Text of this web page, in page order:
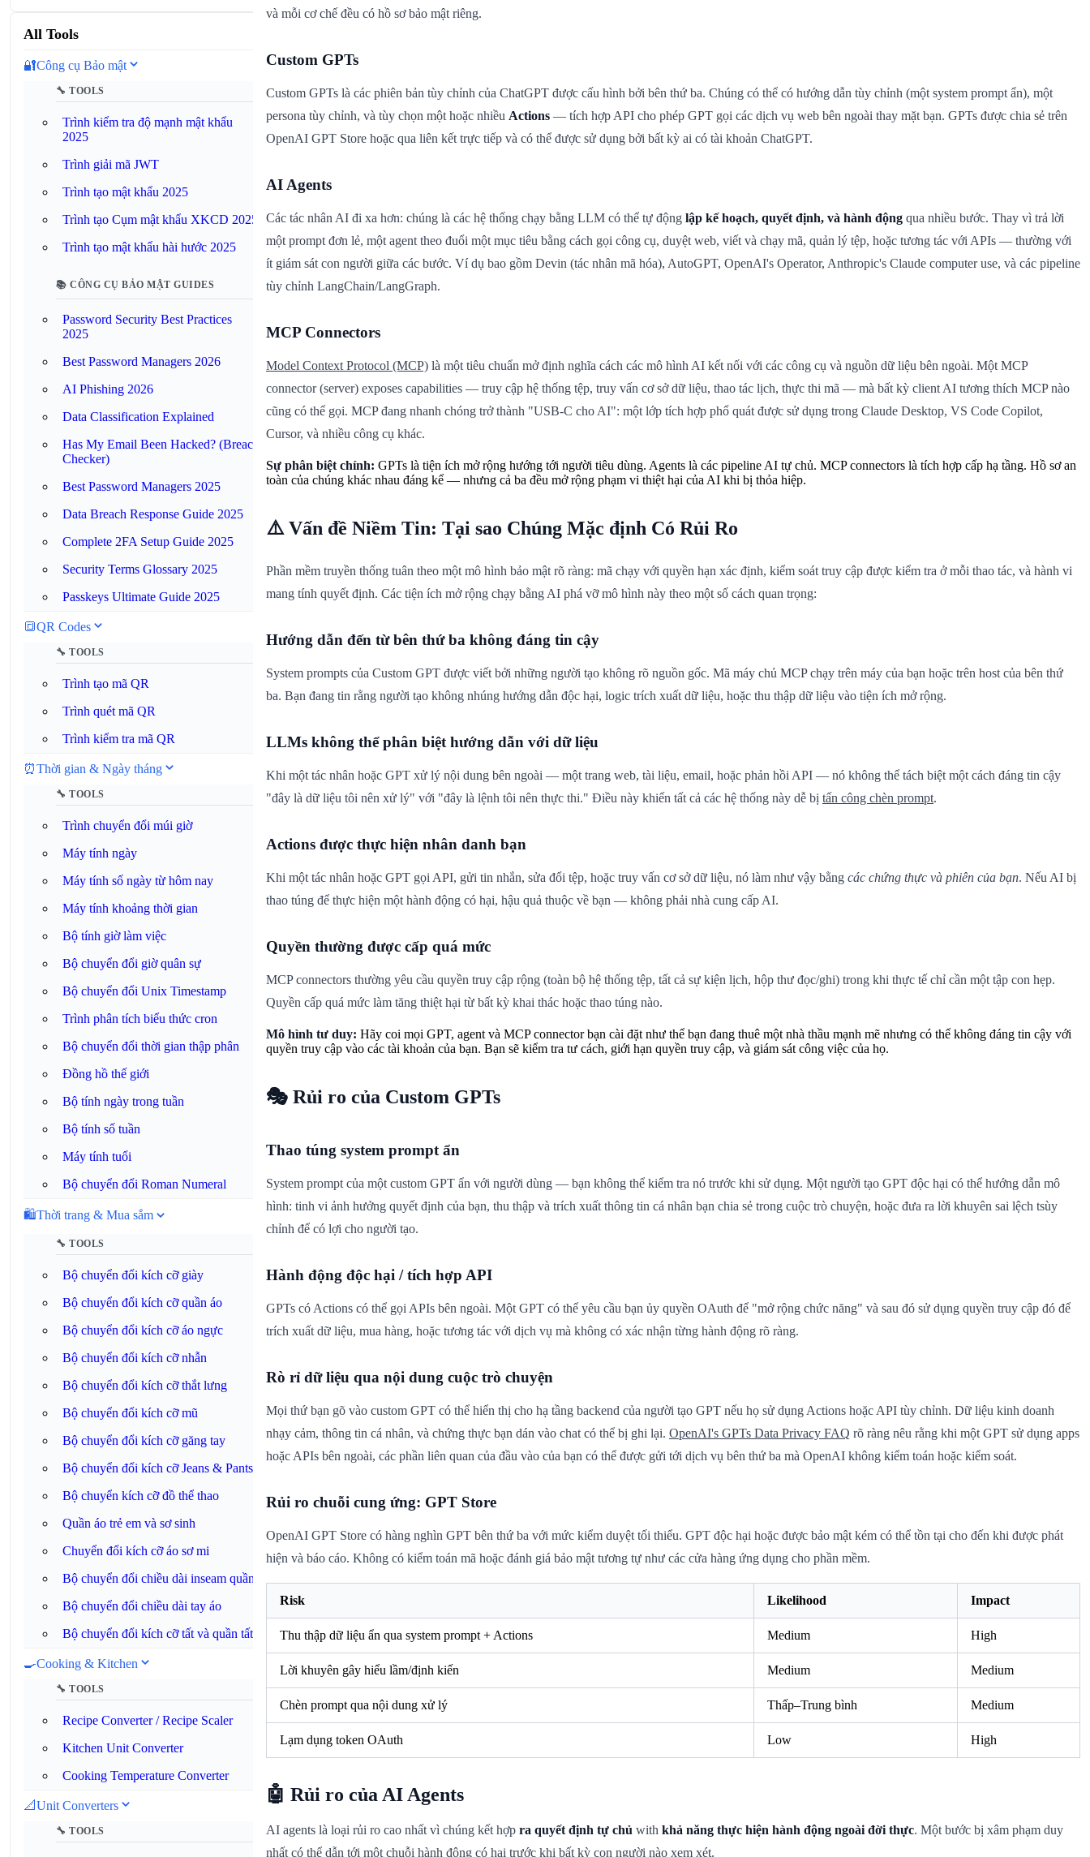
All Tools
🔐Công cụ Bảo mật
🔧 TOOLS
Trình kiểm tra độ mạnh mật khẩu
2025
Trình giải mã JWT
Trình tạo mật khẩu 2025
Trình tạo Cụm mật khẩu XKCD 2025
Trình tạo mật khẩu hài hước 2025
📚 CÔNG CỤ BẢO MẬT GUIDES
Password Security Best Practices
2025
Best Password Managers 2026
AI Phishing 2026
Data Classification Explained
Has My Email Been Hacked? (Breach
Checker)
Best Password Managers 2025
Data Breach Response Guide 2025
Complete 2FA Setup Guide 2025
Security Terms Glossary 2025
Passkeys Ultimate Guide 2025
🔳QR Codes
🔧 TOOLS
Trình tạo mã QR
Trình quét mã QR
Trình kiểm tra mã QR
⏰Thời gian & Ngày tháng
🔧 TOOLS
Trình chuyển đổi múi giờ
Máy tính ngày
Máy tính số ngày từ hôm nay
Máy tính khoảng thời gian
Bộ tính giờ làm việc
Bộ chuyển đổi giờ quân sự
Bộ chuyển đổi Unix Timestamp
Trình phân tích biểu thức cron
Bộ chuyển đổi thời gian thập phân
Đồng hồ thế giới
Bộ tính ngày trong tuần
Bộ tính số tuần
Máy tính tuổi
Bộ chuyển đổi Roman Numeral
🛍️Thời trang & Mua sắm
🔧 TOOLS
Bộ chuyển đổi kích cỡ giày
Bộ chuyển đổi kích cỡ quần áo
Bộ chuyển đổi kích cỡ áo ngực
Bộ chuyển đổi kích cỡ nhẫn
Bộ chuyển đổi kích cỡ thắt lưng
Bộ chuyển đổi kích cỡ mũ
Bộ chuyển đổi kích cỡ găng tay
Bộ chuyển đổi kích cỡ Jeans & Pants
Bộ chuyển kích cỡ đồ thể thao
Quần áo trẻ em và sơ sinh
Chuyển đổi kích cỡ áo sơ mi
Bộ chuyển đổi chiều dài inseam quần
Bộ chuyển đổi chiều dài tay áo
Bộ chuyển đổi kích cỡ tất và quần tất
🍳Cooking & Kitchen
🔧 TOOLS
Recipe Converter / Recipe Scaler
Kitchen Unit Converter
Cooking Temperature Converter
📐Unit Converters
🔧 TOOLS
và mỗi cơ chế đều có hồ sơ bảo mật riêng.
Custom GPTs
Custom GPTs là các phiên bản tùy chỉnh của ChatGPT được cấu hình bởi bên thứ ba. Chúng có thể có hướng dẫn tùy chỉnh (một system prompt ẩn), một
persona tùy chỉnh, và tùy chọn một hoặc nhiều Actions — tích hợp API cho phép GPT gọi các dịch vụ web bên ngoài thay mặt bạn. GPTs được chia sẻ trên
OpenAI GPT Store hoặc qua liên kết trực tiếp và có thể được sử dụng bởi bất kỳ ai có tài khoản ChatGPT.
AI Agents
Các tác nhân AI đi xa hơn: chúng là các hệ thống chạy bằng LLM có thể tự động lập kế hoạch, quyết định, và hành động qua nhiều bước. Thay vì trả lời
một prompt đơn lẻ, một agent theo đuổi một mục tiêu bằng cách gọi công cụ, duyệt web, viết và chạy mã, quản lý tệp, hoặc tương tác với APIs — thường với
ít giám sát con người giữa các bước. Ví dụ bao gồm Devin (tác nhân mã hóa), AutoGPT, OpenAI's Operator, Anthropic's Claude computer use, và các pipeline
tùy chỉnh LangChain/LangGraph.
MCP Connectors
Model Context Protocol (MCP) là một tiêu chuẩn mở định nghĩa cách các mô hình AI kết nối với các công cụ và nguồn dữ liệu bên ngoài. Một MCP
connector (server) exposes capabilities — truy cập hệ thống tệp, truy vấn cơ sở dữ liệu, thao tác lịch, thực thi mã — mà bất kỳ client AI tương thích MCP nào
cũng có thể gọi. MCP đang nhanh chóng trở thành "USB-C cho AI": một lớp tích hợp phổ quát được sử dụng trong Claude Desktop, VS Code Copilot,
Cursor, và nhiều công cụ khác.
Sự phân biệt chính: GPTs là tiện ích mở rộng hướng tới người tiêu dùng. Agents là các pipeline AI tự chủ. MCP connectors là tích hợp cấp hạ tầng. Hồ sơ an
toàn của chúng khác nhau đáng kể — nhưng cả ba đều mở rộng phạm vi thiệt hại của AI khi bị thỏa hiệp.
⚠️ Vấn đề Niềm Tin: Tại sao Chúng Mặc định Có Rủi Ro
Phần mềm truyền thống tuân theo một mô hình bảo mật rõ ràng: mã chạy với quyền hạn xác định, kiểm soát truy cập được kiểm tra ở mỗi thao tác, và hành vi
mang tính quyết định. Các tiện ích mở rộng chạy bằng AI phá vỡ mô hình này theo một số cách quan trọng:
Hướng dẫn đến từ bên thứ ba không đáng tin cậy
System prompts của Custom GPT được viết bởi những người tạo không rõ nguồn gốc. Mã máy chủ MCP chạy trên máy của bạn hoặc trên host của bên thứ
ba. Bạn đang tin rằng người tạo không nhúng hướng dẫn độc hại, logic trích xuất dữ liệu, hoặc thu thập dữ liệu vào tiện ích mở rộng.
LLMs không thể phân biệt hướng dẫn với dữ liệu
Khi một tác nhân hoặc GPT xử lý nội dung bên ngoài — một trang web, tài liệu, email, hoặc phản hồi API — nó không thể tách biệt một cách đáng tin cậy
"đây là dữ liệu tôi nên xử lý" với "đây là lệnh tôi nên thực thi." Điều này khiến tất cả các hệ thống này dễ bị tấn công chèn prompt.
Actions được thực hiện nhân danh bạn
Khi một tác nhân hoặc GPT gọi API, gửi tin nhắn, sửa đổi tệp, hoặc truy vấn cơ sở dữ liệu, nó làm như vậy bằng các chứng thực và phiên của bạn. Nếu AI bị
thao túng để thực hiện một hành động có hại, hậu quả thuộc về bạn — không phải nhà cung cấp AI.
Quyền thường được cấp quá mức
MCP connectors thường yêu cầu quyền truy cập rộng (toàn bộ hệ thống tệp, tất cả sự kiện lịch, hộp thư đọc/ghi) trong khi thực tế chỉ cần một tập con hẹp.
Quyền cấp quá mức làm tăng thiệt hại từ bất kỳ khai thác hoặc thao túng nào.
Mô hình tư duy: Hãy coi mọi GPT, agent và MCP connector bạn cài đặt như thể bạn đang thuê một nhà thầu mạnh mẽ nhưng có thể không đáng tin cậy với
quyền truy cập vào các tài khoản của bạn. Bạn sẽ kiểm tra tư cách, giới hạn quyền truy cập, và giám sát công việc của họ.
🎭 Rủi ro của Custom GPTs
Thao túng system prompt ẩn
System prompt của một custom GPT ẩn với người dùng — bạn không thể kiểm tra nó trước khi sử dụng. Một người tạo GPT độc hại có thể hướng dẫn mô
hình: tinh vi ảnh hưởng quyết định của bạn, thu thập và trích xuất thông tin cá nhân bạn chia sẻ trong cuộc trò chuyện, hoặc đưa ra lời khuyên sai lệch tsùy
chỉnh để có lợi cho người tạo.
Hành động độc hại / tích hợp API
GPTs có Actions có thể gọi APIs bên ngoài. Một GPT có thể yêu cầu bạn ủy quyền OAuth để "mở rộng chức năng" và sau đó sử dụng quyền truy cập đó để
trích xuất dữ liệu, mua hàng, hoặc tương tác với dịch vụ mà không có xác nhận từng hành động rõ ràng.
Rò rỉ dữ liệu qua nội dung cuộc trò chuyện
Mọi thứ bạn gõ vào custom GPT có thể hiển thị cho hạ tầng backend của người tạo GPT nếu họ sử dụng Actions hoặc API tùy chỉnh. Dữ liệu kinh doanh
nhạy cảm, thông tin cá nhân, và chứng thực bạn dán vào chat có thể bị ghi lại. OpenAI's GPTs Data Privacy FAQ rõ ràng nêu rằng khi một GPT sử dụng apps
hoặc APIs bên ngoài, các phần liên quan của đầu vào của bạn có thể được gửi tới dịch vụ bên thứ ba mà OpenAI không kiểm toán hoặc kiểm soát.
Rủi ro chuỗi cung ứng: GPT Store
OpenAI GPT Store có hàng nghìn GPT bên thứ ba với mức kiểm duyệt tối thiểu. GPT độc hại hoặc được bảo mật kém có thể tồn tại cho đến khi được phát
hiện và báo cáo. Không có kiểm toán mã hoặc đánh giá bảo mật tương tự như các cửa hàng ứng dụng cho phần mềm.
Risk Likelihood Impact
Thu thập dữ liệu ẩn qua system prompt + Actions Medium High
Lời khuyên gây hiểu lầm/định kiến Medium Medium
Chèn prompt qua nội dung xử lý Thấp–Trung bình Medium
Lạm dụng token OAuth Low High
🤖 Rủi ro của AI Agents
AI agents là loại rủi ro cao nhất vì chúng kết hợp ra quyết định tự chủ with khả năng thực hiện hành động ngoài đời thực. Một bước bị xâm phạm duy
nhất có thể dẫn tới một chuỗi hành động có hại trước khi bất kỳ con người nào xem xét.